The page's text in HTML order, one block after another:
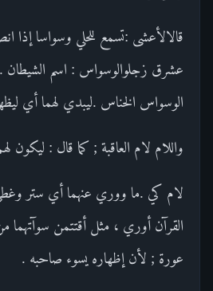
قالالأعشى :تسمع للحلي وسواسا إذا
عشرق زجلوالوسواس : اسم الشيطان
الوسواس الخناس .ليبدي لهما أي
واللام لام العاقبة ; كما قال : ليكون
لام كي .ما ووري عنهما أي ستر
القرآن أوري ، مثل أقتتمن سوآتهما
عورة ; لأن إظهاره يسوء صاحبه .